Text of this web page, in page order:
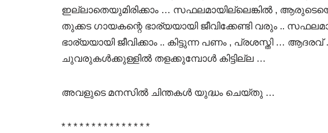
ഇല്ലാതെയുമിരിക്കാം … സഫലമായില്ലെങ്കിൽ ,
തുക്കട ഗായകന്റെ ഭാര്യയായി ജീവിക്കേണ്ടി വരും ..
ഭാര്യയായി ജീവിക്കാം .. കിട്ടുന്ന പണം , പ്രശസ്തി …
ചുവരുകൾക്കുള്ളിൽ തളക്കുമ്പോൾ കിട്ടില്ല …
അവളുടെ മനസിൽ ചിന്തകൾ യുദ്ധം ചെയ്തു …
* * * * * * * * * * * * * * *